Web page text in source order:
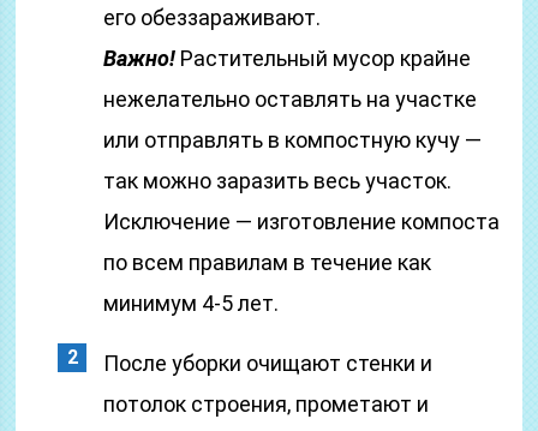
его обеззараживают.
Важно! Растительный мусор крайне
нежелательно оставлять на участке
или отправлять в компостную кучу —
так можно заразить весь участок.
Исключение — изготовление компоста
по всем правилам в течение как
минимум 4-5 лет.
После уборки очищают стенки и
потолок строения, прометают и